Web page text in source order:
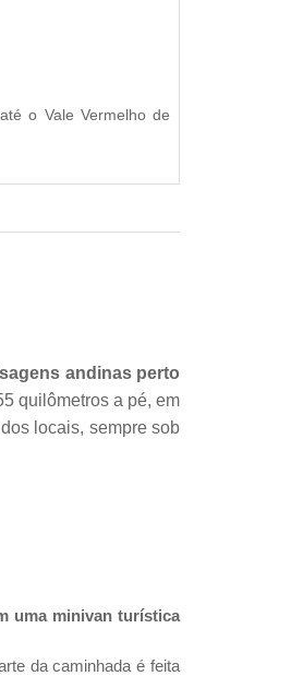
o Vale Vermelho de
andinas perto
quilômetros a pé, em
locais, sempre sob
uma minivan turística
da caminhada é feita